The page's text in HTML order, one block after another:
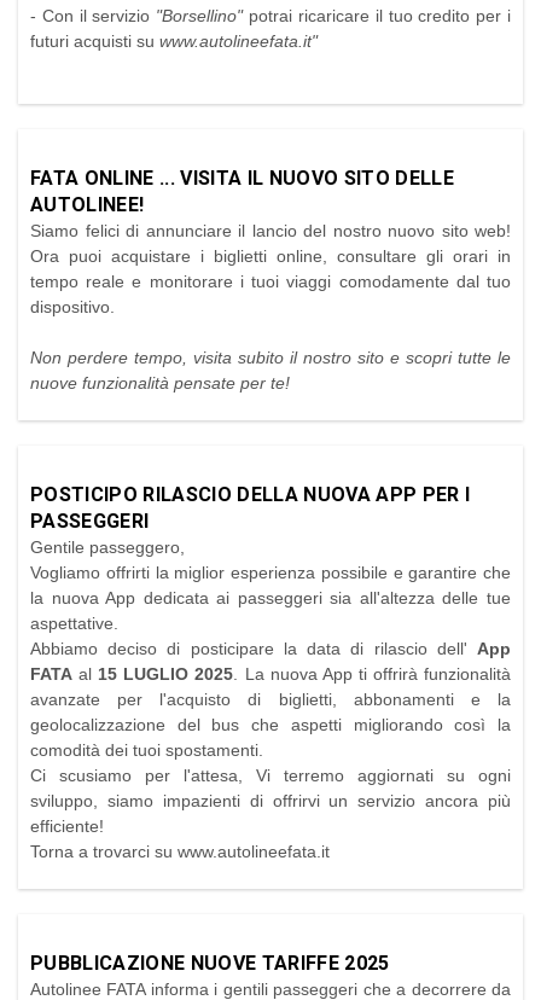
- Con il servizio "Borsellino"potrai ricaricare il tuo credito per i
futuri acquisti su www.autolineefata.it"
FATA ONLINE ... VISITA IL NUOVO SITO DELLE
AUTOLINEE!
Siamo felici di annunciare il lancio del nostro nuovo sito web!
Ora puoi acquistare i biglietti online, consultare gli orari in
tempo reale e monitorare i tuoi viaggi comodamente dal tuo
dispositivo.
Non perdere tempo, visita subito il nostro sito e scopri tutte le
nuove funzionalità pensate per te!
POSTICIPO RILASCIO DELLA NUOVA APP PER I
PASSEGGERI
Gentile passeggero,
Vogliamo offrirti la miglior esperienza possibile e garantire che
la nuova App dedicata ai passeggeri sia all'altezza delle tue
aspettative.
Abbiamo deciso di posticipare la data di rilascio dell' App
FATA al 15 LUGLIO 2025 . La nuova App ti offrirà funzionalità
avanzate per l'acquisto di biglietti, abbonamenti e la
geolocalizzazione del bus che aspetti migliorando così la
comodità dei tuoi spostamenti.
Ci scusiamo per l'attesa, Vi terremo aggiornati su ogni
sviluppo, siamo impazienti di offrirvi un servizio ancora più
efficiente!
Torna a trovarci su www.autolineefata.it
PUBBLICAZIONE NUOVE TARIFFE 2025
Autolinee FATA informa i gentili passeggeri che a decorrere da